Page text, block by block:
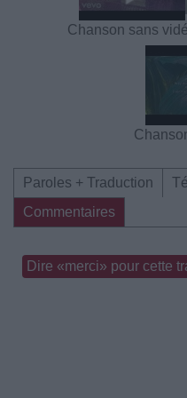
Chanson sans
Paroles + Traduction
Commentaires
Dire «merci» pour cette